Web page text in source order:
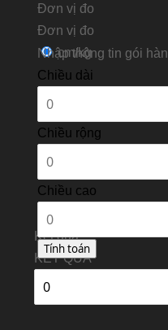
Đơn vị đo
Ðơn vị đo
cm/kg
Nhập thông tin gói
Chiều dài
Chiều rộng
Chiều cao
Kết quả
KẾT QUẢ